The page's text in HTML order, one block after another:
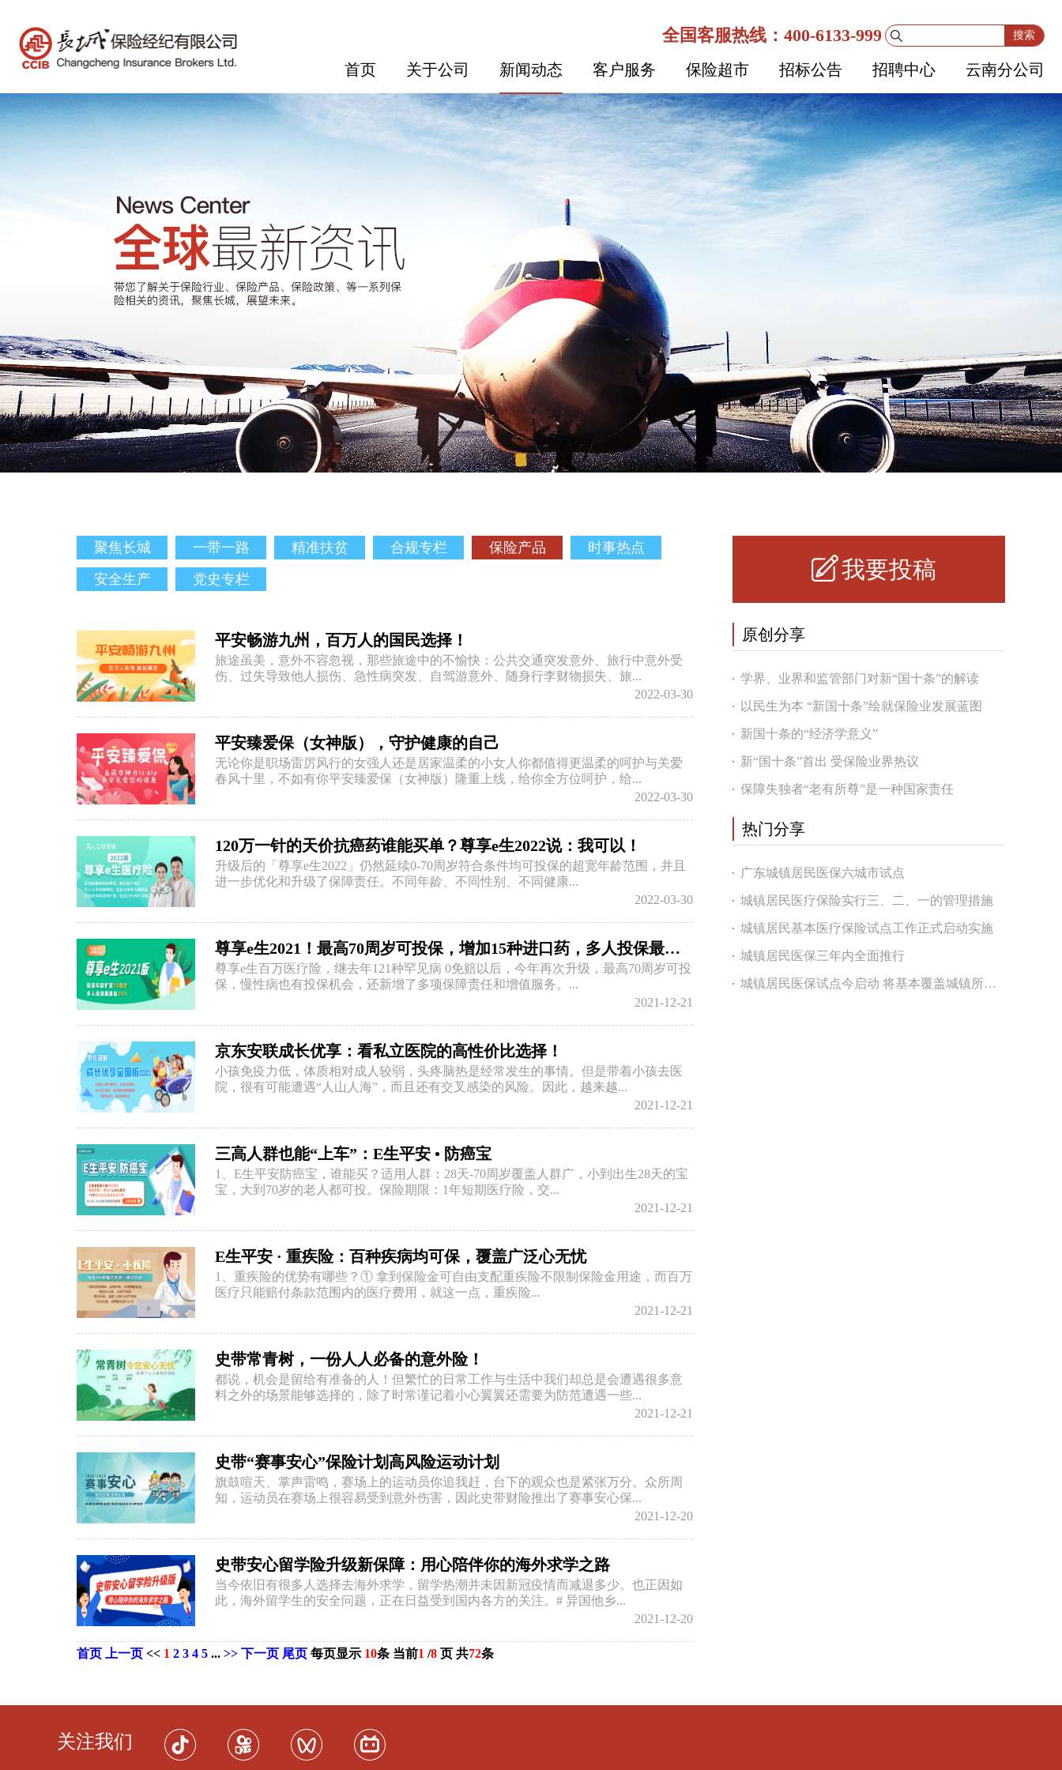
全国客服热线：400-6133-999 搜索
首页 关于公司 新闻动态 客户服务 保险超市 招标公告 招聘中心 云南分公司
聚焦长城 一带一路 精准扶贫 合规专栏 保险产品
时事热点
安全生产
党史专栏
平安畅游九州，百万人的国民选择！
旅途虽美，意外不容忽视，那些旅途中的不愉快：公共交通突发意外、旅行中意外受
伤、过失导致他人损伤、急性病突发、自驾游意外、随身行李财物损失、旅...
2022-03-30
平安臻爱保（女神版），守护健康的自己
无论你是职场雷厉风行的女强人还是居家温柔的小女人你都值得更温柔的呵护与关爱
春风十里，不如有你平安臻爱保（女神版）隆重上线，给你全方位呵护，给...
2022-03-30
120万一针的天价抗癌药谁能买单？尊享e生2022说：我可以！
升级后的「尊享e生2022」仍然延续0-70周岁符合条件均可投保的超宽年龄范围，并且
进一步优化和升级了保障责任。不同年龄、不同性别、不同健康...
2022-03-30
尊享e生2021！最高70周岁可投保，增加15种进口药，多人投保最高优惠近15%！
尊享e生百万医疗险，继去年121种罕见病 0免赔以后，今年再次升级，最高70周岁可投
保，慢性病也有投保机会，还新增了多项保障责任和增值服务。...
2021-12-21
京东安联成长优享：看私立医院的高性价比选择！
小孩免疫力低，体质相对成人较弱，头疼脑热是经常发生的事情。但是带着小孩去医
院，很有可能遭遇“人山人海”，而且还有交叉感染的风险。因此，越来越...
2021-12-21
三高人群也能“上车”：​E生平安 • 防癌宝
1、E生平安防癌宝，谁能买？适用人群：28天-70周岁覆盖人群广，小到出生28天的宝
宝，大到70岁的老人都可投。保险期限：1年短期医疗险，交...
2021-12-21
E生平安 · 重疾险：百种疾病均可保，覆盖广泛心无忧
1、重疾险的优势有哪些？① 拿到保险金可自由支配重疾险不限制保险金用途，而百万
医疗只能赔付条款范围内的医疗费用，就这一点，重疾险...
2021-12-21
史带常青树，一份人人必备的意外险！
都说，机会是留给有准备的人！但繁忙的日常工作与生活中我们却总是会遭遇很多意
料之外的场景能够选择的，除了时常谨记着小心翼翼还需要为防范遭遇一些...
2021-12-21
史带“赛事安心”保险计划高风险运动计划
旗鼓喧天、掌声雷鸣，赛场上的运动员你追我赶，台下的观众也是紧张万分。众所周
知，运动员在赛场上很容易受到意外伤害，因此史带财险推出了赛事安心保...
2021-12-20
史带安心留学险升级新保障：用心陪伴你的海外求学之路
当今依旧有很多人选择去海外求学，留学热潮并未因新冠疫情而减退多少。也正因如
此，海外留学生的安全问题，正在日益受到国内各方的关注。# 异国他乡...
2021-12-20
首页 上一页 << 1 2 3 4 5 ... >> 下一页 尾页 每页显示 10条 当前1 /8 页 共72条
我要投稿
原创分享
学界、业界和监管部门对新“国十条”的解读
以民生为本 “新国十条”绘就保险业发展蓝图
新国十条的“经济学意义”
新“国十条”首出 受保险业界热议
保障失独者“老有所尊”是一种国家责任
热门分享
广东城镇居民医保六城市试点
城镇居民医疗保险实行三、二、一的管理措施
城镇居民基本医疗保险试点工作正式启动实施
城镇居民医保三年内全面推行
城镇居民医保试点今启动 将基本覆盖城镇所有人员
关注我们